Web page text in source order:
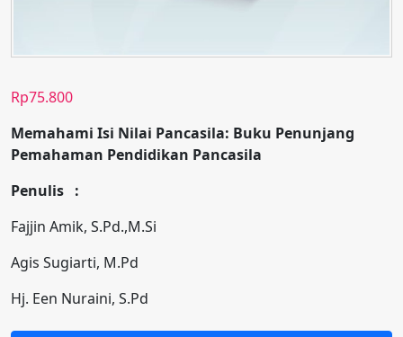
Rp75.800
Memahami Isi Nilai Pancasila: Buku Penunjang
Pemahaman Pendidikan Pancasila
Penulis :
Fajjin Amik, S.Pd.,M.Si
Agis Sugiarti, M.Pd
Hj. Een Nuraini, S.Pd